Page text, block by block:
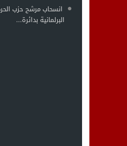
انسحاب مرشح حزب
البرلمانية بدائرة...